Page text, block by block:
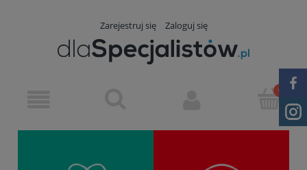
Zarejestruj się Zaloguj się